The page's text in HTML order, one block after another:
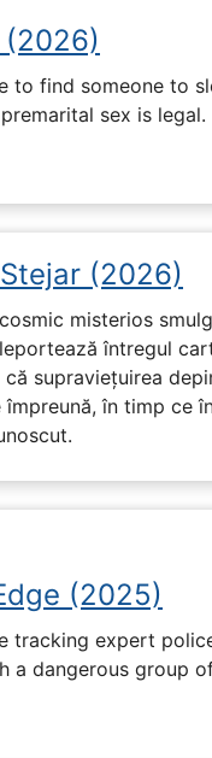
(2026)
to find someone to
sex is legal.
(2026)
misterios
întregul
supraviețuirea
în timp ce
(2025)
tracking expert
a dangerous group